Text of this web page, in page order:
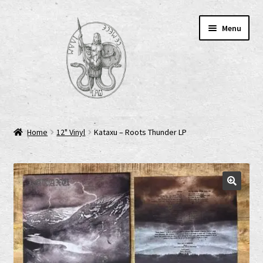
Menu
AGB
Cart
Checkout
Cookie-Richtlinie (EU)
Home 12" Vinyl Kataxu – Roots Thunder LP